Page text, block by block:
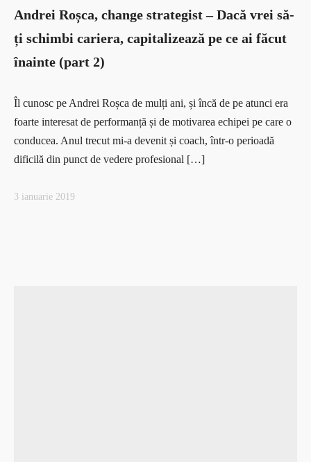
Andrei Roșca, change strategist – Dacă vrei să-
ți schimbi cariera, capitalizează pe ce ai făcut
înainte (part 2)
Îl cunosc pe Andrei Roșca de mulți ani, și încă de pe atunci era
foarte interesat de performanță și de motivarea echipei pe care o
conducea. Anul trecut mi-a devenit și coach, într-o perioadă
dificilă din punct de vedere profesional […]
3 ianuarie 2019